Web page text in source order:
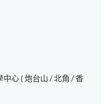
心 ( 炮台山 / 北角 / 香